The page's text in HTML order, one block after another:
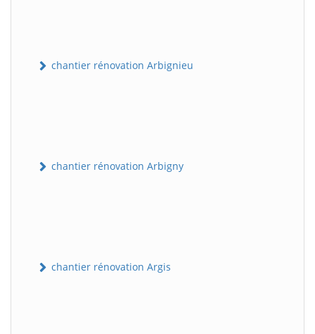
chantier rénovation Arbignieu
chantier rénovation Arbigny
chantier rénovation Argis